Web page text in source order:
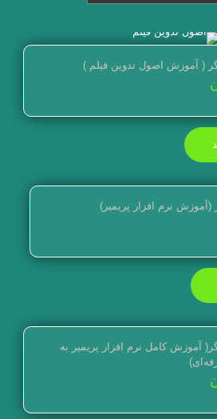
( آموزش اصول تدوین فیلم )
(آموزش نرم افزار پریمیر)
آموزش کامل نرم افزار پریمیر به